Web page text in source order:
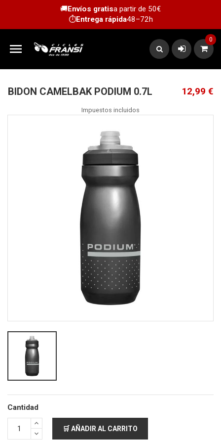
🚚Envíos gratisa partir de 50€
⏱️Entrega rápida48–72h

0
BIDON CAMELBAK PODIUM 0.7L 12,99 €
Impuestos incluidos
Cantidad
🛒 AÑADIR AL CARRITO